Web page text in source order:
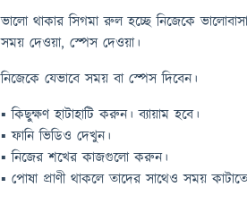
ভালো থাকার সিগমা রুল হচ্ছে নিজেকে
সময় দেওয়া, স্পেস দেওয়া।
নিজেকে যেভাবে সময় বা স্পেস দিবেন।
▪ কিছুক্ষণ হাটাহাটি করুন। ব্যায়াম হবে।
▪ ফানি ভিডিও দেখুন।
▪ নিজের শখের কাজগুলো করুন।
▪ পোষা প্রাণী থাকলে তাদের সাথেও সময়